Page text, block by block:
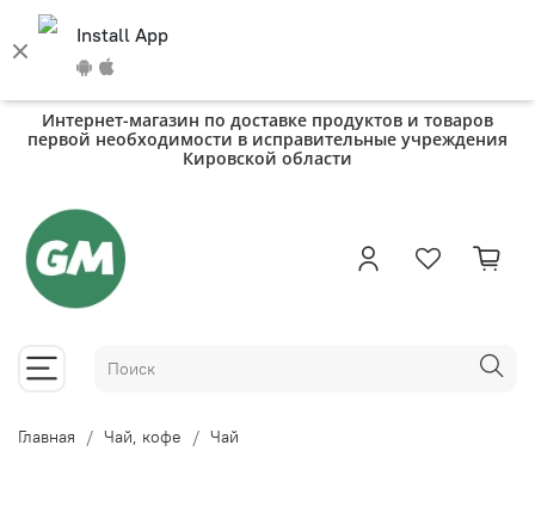
Install App
Интернет-магазин по доставке продуктов и товаров
первой необходимости в исправительные учреждения
Кировской области
Главная Чай, кофе Чай